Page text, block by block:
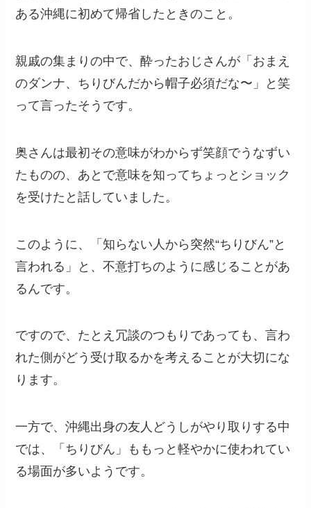
ある沖縄に初めて帰省したときのこと。
親戚の集まりの中で、酔ったおじさんが「おまえ
のダンナ、ちりびんだから帽子必須だな〜」と笑
って言ったそうです。
奥さんは最初その意味がわからず笑顔でうなずい
たものの、あとで意味を知ってちょっとショック
を受けたと話していました。
このように、「知らない人から突然“ちりびん”と
言われる」と、不意打ちのように感じることがあ
るんです。
ですので、たとえ冗談のつもりであっても、言わ
れた側がどう受け取るかを考えることが大切にな
ります。
一方で、沖縄出身の友人どうしがやり取りする中
では、「ちりびん」ももっと軽やかに使われてい
る場面が多いようです。